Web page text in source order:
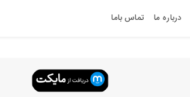
درباره ما تماس باما